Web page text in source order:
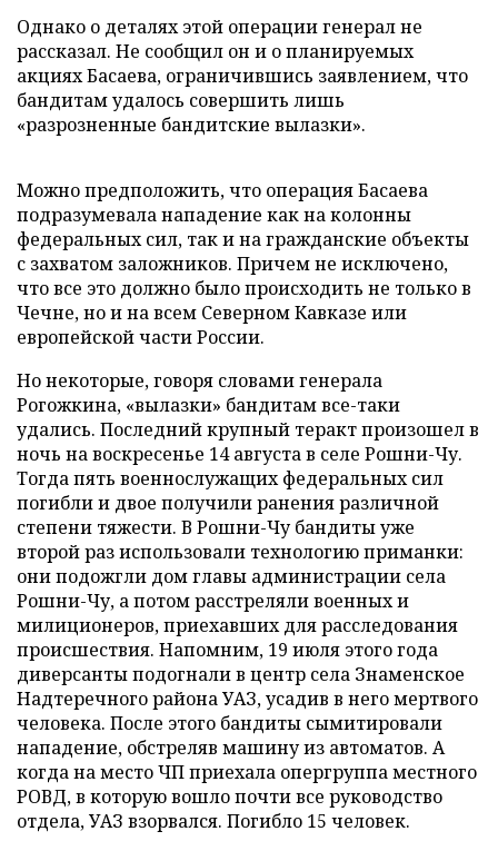
Однако о деталях этой операции генерал не
рассказал. Не сообщил он и о планируемых
акциях Басаева, ограничившись заявлением, что
бандитам удалось совершить лишь
«разрозненные бандитские вылазки».
Можно предположить, что операция Басаева
подразумевала нападение как на колонны
федеральных сил, так и на гражданские объекты
с захватом заложников. Причем не исключено,
что все это должно было происходить не только в
Чечне, но и на всем Северном Кавказе или
европейской части России.
Но некоторые, говоря словами генерала
Рогожкина, «вылазки» бандитам все-таки
удались. Последний крупный теракт произошел в
ночь на воскресенье 14 августа в селе Рошни-Чу.
Тогда пять военнослужащих федеральных сил
погибли и двое получили ранения различной
степени тяжести. В Рошни-Чу бандиты уже
второй раз использовали технологию приманки:
они подожгли дом главы администрации села
Рошни-Чу, а потом расстреляли военных и
милиционеров, приехавших для расследования
происшествия. Напомним, 19 июля этого года
диверсанты подогнали в центр села Знаменское
Надтеречного района УАЗ, усадив в него мертвого
человека. После этого бандиты сымитировали
нападение, обстреляв машину из автоматов. А
когда на место ЧП приехала опергруппа местного
РОВД, в которую вошло почти все руководство
отдела, УАЗ взорвался. Погибло 15 человек.